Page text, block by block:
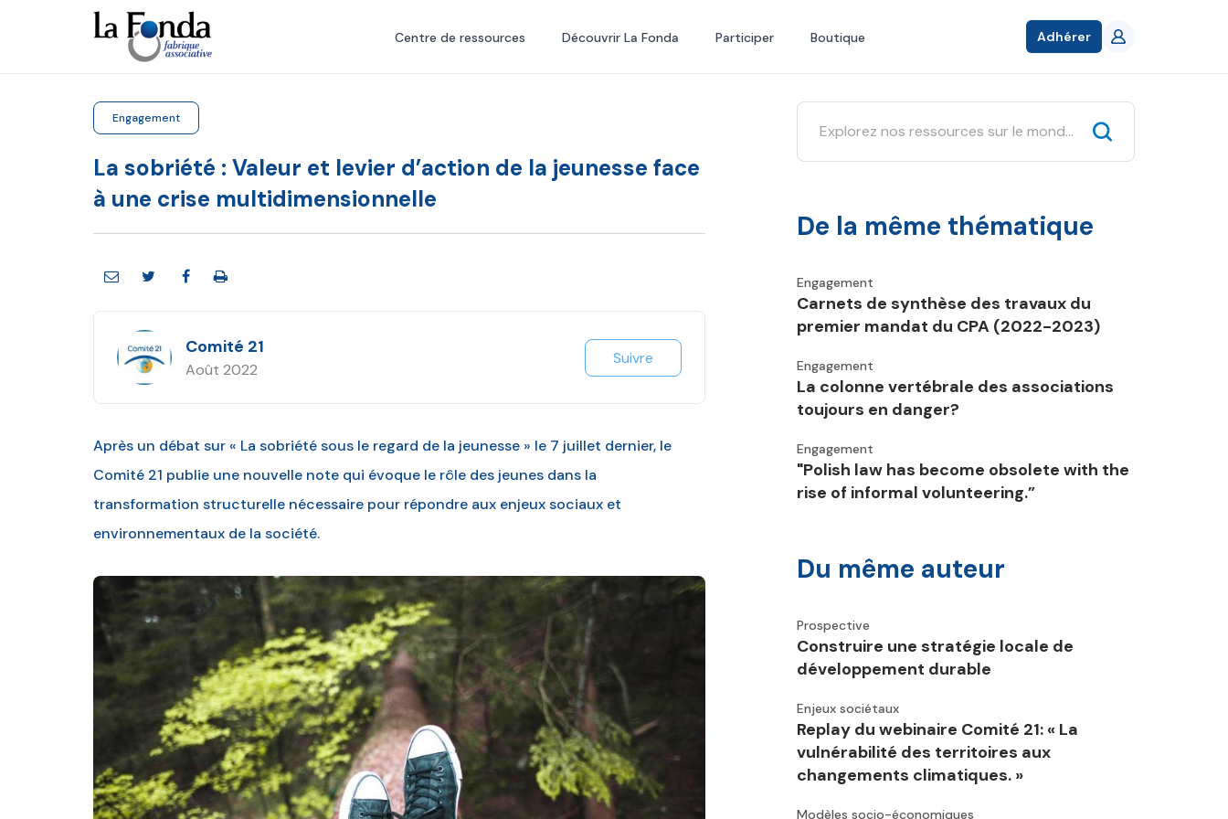
principal
Centre de ressources Découvrir La Fonda Participer Boutique Adhérer
Engagement
La sobriété : Valeur et levier d’action de la jeunesse face
à une crise multidimensionnelle
Comité 21
Août 2022
Suivre
Après un débat sur « La sobriété sous le regard de la jeunesse » le 7 juillet dernier, le
Comité 21 publie une nouvelle note qui évoque le rôle des jeunes dans la
transformation structurelle nécessaire pour répondre aux enjeux sociaux et
environnementaux de la société.
De la même thématique
Engagement
Carnets de synthèse des travaux du
premier mandat du CPA (2022-2023)
Engagement
La colonne vertébrale des associations
toujours en danger?
Engagement
"Polish law has become obsolete with the
rise of informal volunteering.”
Du même auteur
Prospective
Construire une stratégie locale de
développement durable
Enjeux sociétaux
Replay du webinaire Comité 21: « La
vulnérabilité des territoires aux
changements climatiques. »
Modèles socio-économiques